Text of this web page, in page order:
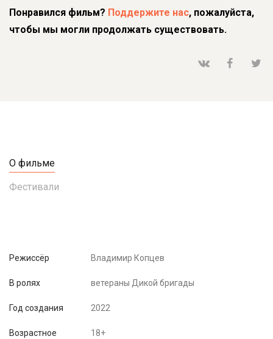
Понравился фильм? Поддержите нас, пожалуйста,
чтобы мы могли продолжать существовать.
О фильме
Фестивали
Режиссёр Владимир Копцев
В ролях ветераны Дикой бригады
Год создания 2022
Возрастное
18+